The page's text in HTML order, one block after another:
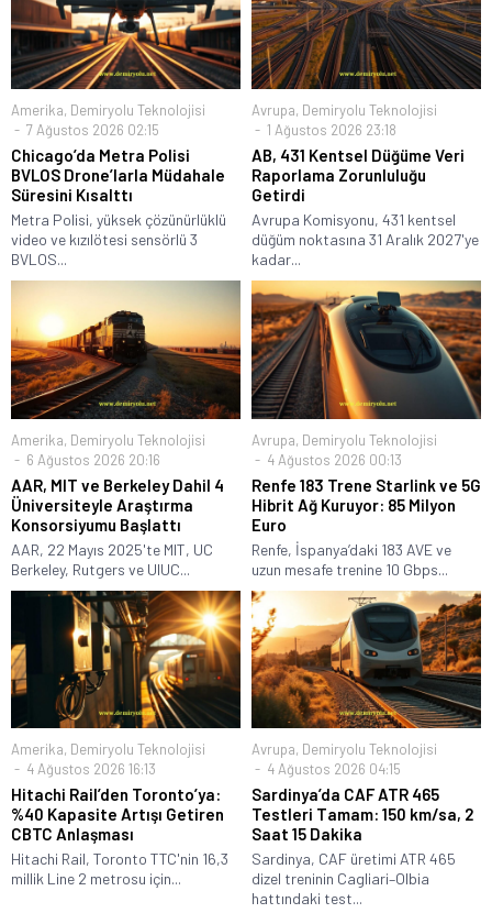
Amerika, Demiryolu Teknolojisi
7 Ağustos 2026 02:15
Chicago’da Metra Polisi
BVLOS Drone’larla Müdahale
Süresini Kısalttı
Metra Polisi, yüksek çözünürlüklü
video ve kızılötesi sensörlü 3
BVLOS...
Avrupa, Demiryolu Teknolojisi
1 Ağustos 2026 23:18
AB, 431 Kentsel Düğüme Veri
Raporlama Zorunluluğu
Getirdi
Avrupa Komisyonu, 431 kentsel
düğüm noktasına 31 Aralık 2027'ye
kadar...
Amerika, Demiryolu Teknolojisi
6 Ağustos 2026 20:16
AAR, MIT ve Berkeley Dahil 4
Üniversiteyle Araştırma
Konsorsiyumu Başlattı
AAR, 22 Mayıs 2025'te MIT, UC
Berkeley, Rutgers ve UIUC...
Avrupa, Demiryolu Teknolojisi
4 Ağustos 2026 00:13
Renfe 183 Trene Starlink ve 5G
Hibrit Ağ Kuruyor: 85 Milyon
Euro
Renfe, İspanya’daki 183 AVE ve
uzun mesafe trenine 10 Gbps...
Amerika, Demiryolu Teknolojisi
4 Ağustos 2026 16:13
Hitachi Rail’den Toronto’ya:
%40 Kapasite Artışı Getiren
CBTC Anlaşması
Hitachi Rail, Toronto TTC'nin 16,3
millik Line 2 metrosu için...
Avrupa, Demiryolu Teknolojisi
4 Ağustos 2026 04:15
Sardinya’da CAF ATR 465
Testleri Tamam: 150 km/sa, 2
Saat 15 Dakika
Sardinya, CAF üretimi ATR 465
dizel treninin Cagliari–Olbia
hattındaki test...